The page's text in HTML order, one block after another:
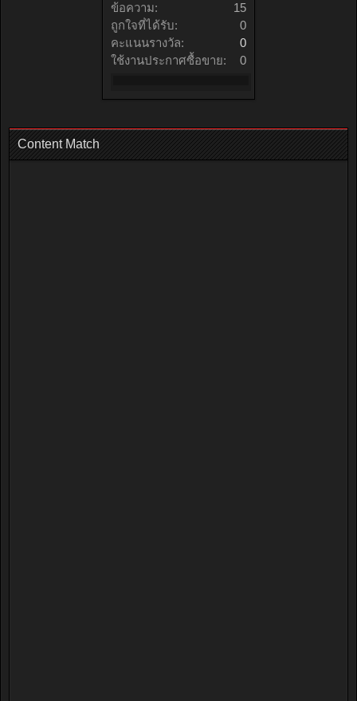
ข้อความ:
15
ถูกใจที่ได้รับ:
0
คะแนนรางวัล:
0
ใช้งานประกาศซื้อขาย:
0
Content Match